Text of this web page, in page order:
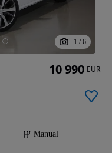
1 / 6
Manual
10 990 EUR